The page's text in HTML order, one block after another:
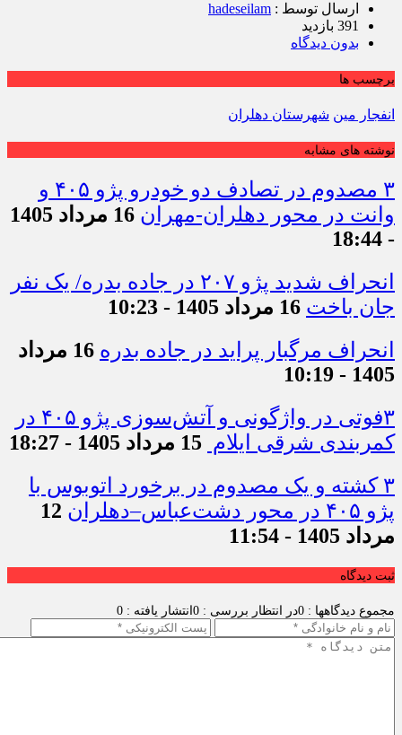
ارسال توسط : hadeseilam
391 بازدید
بدون دیدگاه
برچسب ها
انفجار مین شهرستان دهلران
نوشته های مشابه
۳ مصدوم در تصادف دو خودرو پژو ۴۰۵ و
وانت در محور دهلران-مهران
16 مرداد 1405
- 18:44
انحراف شدید پژو ۲۰۷ در جاده بدره/ یک نفر
جان باخت 16 مرداد 1405 - 10:23
انحراف مرگبار پراید در جاده بدره
16 مرداد
1405 - 10:19
۳فوتی در واژگونی و آتش‌سوزی پژو ۴۰۵ در
کمربندی شرقی ایلام 15 مرداد 1405 - 18:27
۳ کشته و یک مصدوم در برخورد اتوبوس با
پژو ۴۰۵ در محور دشت‌عباس–دهلران
12
مرداد 1405 - 11:54
ثبت دیدگاه
مجموع دیدگاهها : 0 در انتظار بررسی : 0 انتشار یافته : 0